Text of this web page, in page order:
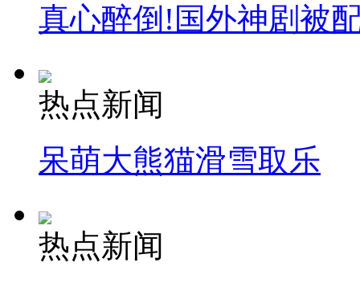
真心醉倒!国外神剧被
热点新闻
呆萌大熊猫滑雪取乐
热点新闻